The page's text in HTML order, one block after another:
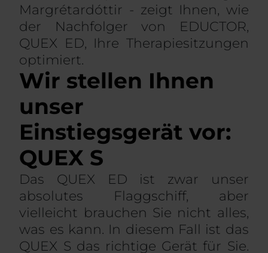
Margrétardóttir - zeigt Ihnen, wie
der Nachfolger von EDUCTOR,
QUEX ED, Ihre Therapiesitzungen
optimiert.
Wir stellen Ihnen
unser
Einstiegsgerät vor:
QUEX S
Das QUEX ED ist zwar unser
absolutes Flaggschiff, aber
vielleicht brauchen Sie nicht alles,
was es kann. In diesem Fall ist das
QUEX S das richtige Gerät für Sie.